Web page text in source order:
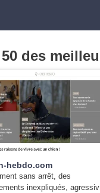
des
hebdo.com
sans arrêt, des
inexpliqués,